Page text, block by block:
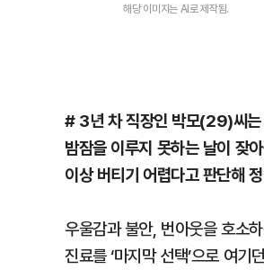
해당 이미지는 AI로 제작됨.
# 3년 차 직장인 박모(29)씨는
밤잠을 이루지 못하는 날이 잦
이상 버티기 어렵다고 판단해
우울감과 불안, 번아웃을 호소
진료를 ‘마지막 선택’으로 여